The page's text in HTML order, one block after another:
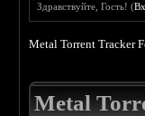
Здравствуйте, Гость! (
Metal Torrent Tracker
Metal